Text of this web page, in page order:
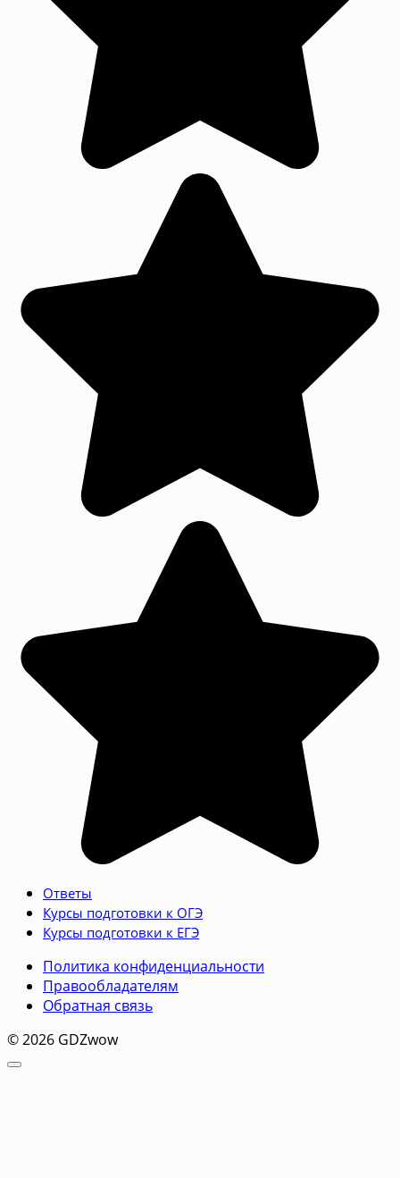
Ответы
Курсы подготовки к ОГЭ
Курсы подготовки к ЕГЭ
Политика конфиденциальности
Правообладателям
Обратная связь
© 2026 GDZwow